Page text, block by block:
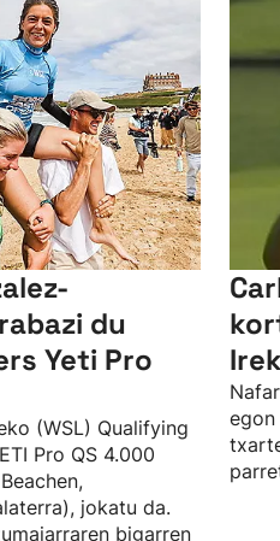
du
Yeti Pro
(WSL) Qualifying
Pro QS 4.000
jokatu da.
bigarren